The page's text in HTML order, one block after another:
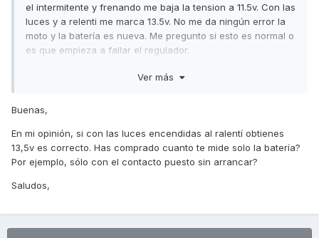
el intermitente y frenando me baja la tension a 11.5v. Con las
luces y a relenti me marca 13.5v. No me da ningún error la
moto y la batería es nueva. Me pregunto si esto es normal o
es que empieza a fallar el regulador.
Ver más
Buenas,
En mi opinión, si con las luces encendidas al ralentí obtienes
13,5v es correcto. Has comprado cuanto te mide solo la batería?
Por ejemplo, sólo con el contacto puesto sin arrancar?
Saludos,